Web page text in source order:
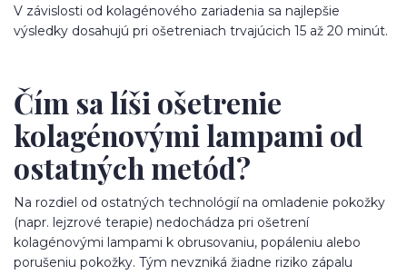
V závislosti od kolagénového zariadenia sa najlepšie
výsledky dosahujú pri ošetreniach trvajúcich 15 až 20 minút.
Čím sa líši ošetrenie
kolagénovými lampami od
ostatných metód?
Na rozdiel od ostatných technológií na omladenie pokožky
(napr. lejzrové terapie) nedochádza pri ošetrení
kolagénovými lampami k obrusovaniu, popáleniu alebo
porušeniu pokožky. Tým nevzniká žiadne riziko zápalu